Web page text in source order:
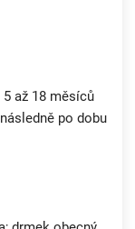
až 18 měsíců
po dobu